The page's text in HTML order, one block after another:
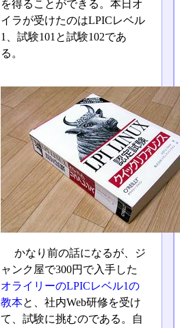
を得ることができる。本日オ
イラが受けたのはLPICレベル
1、試験101と試験102であ
る。
かなり前の話になるが、ジ
ャンク屋で300円で入手した
オライリーのLPICレベル1の
教本と、社内Web研修を受け
て、試験に挑むのである。自